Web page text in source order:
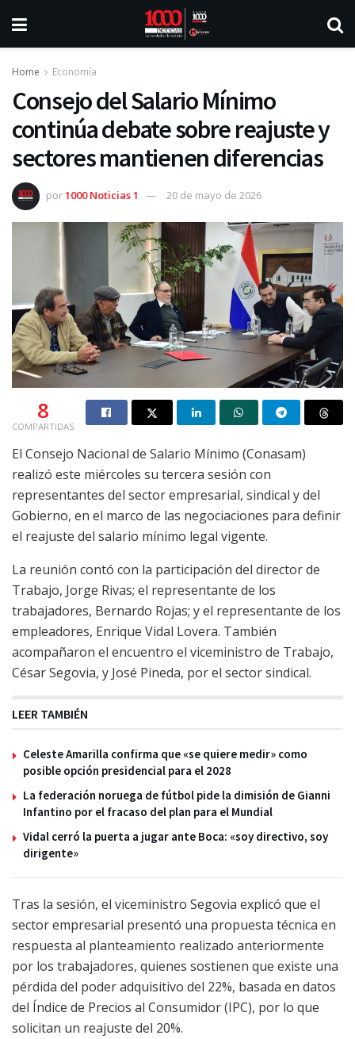
Home Economía
Consejo del Salario Mínimo
continúa debate sobre reajuste y
sectores mantienen diferencias
por1000 Noticias 1 20 de mayo de 2026
8
COMPARTIDAS
El Consejo Nacional de Salario Mínimo (Conasam)
realizó este miércoles su tercera sesión con
representantes del sector empresarial, sindical y del
Gobierno, en el marco de las negociaciones para definir
el reajuste del salario mínimo legal vigente.
La reunión contó con la participación del director de
Trabajo, Jorge Rivas; el representante de los
trabajadores, Bernardo Rojas; y el representante de los
empleadores, Enrique Vidal Lovera. También
acompañaron el encuentro el viceministro de Trabajo,
César Segovia, y José Pineda, por el sector sindical.
LEER TAMBIÉN
Celeste Amarilla confirma que «se quiere medir» como
posible opción presidencial para el 2028
La federación noruega de fútbol pide la dimisión de Gianni
Infantino por el fracaso del plan para el Mundial
Vidal cerró la puerta a jugar ante Boca: «soy directivo, soy
dirigente»
Tras la sesión, el viceministro Segovia explicó que el
sector empresarial presentó una propuesta técnica en
respuesta al planteamiento realizado anteriormente
por los trabajadores, quienes sostienen que existe una
pérdida del poder adquisitivo del 22%, basada en datos
del Índice de Precios al Consumidor (IPC), por lo que
solicitan un reajuste del 20%.